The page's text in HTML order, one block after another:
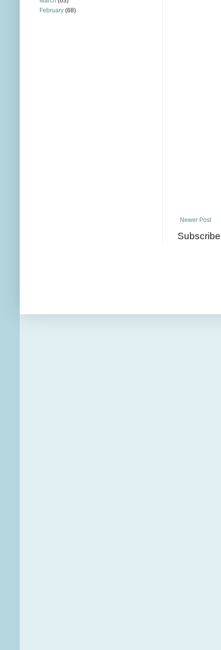
Newer Post
February (68)